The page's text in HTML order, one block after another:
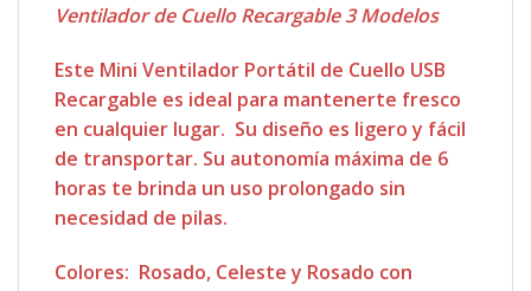
Ventilador de Cuello Recargable 3 Modelos
Este Mini Ventilador Portátil de Cuello USB
Recargable es ideal para mantenerte fresco
en cualquier lugar. Su diseño es ligero y fácil
de transportar. Su autonomía máxima de 6
horas te brinda un uso prolongado sin
necesidad de pilas.
Colores: Rosado, Celeste y Rosado con